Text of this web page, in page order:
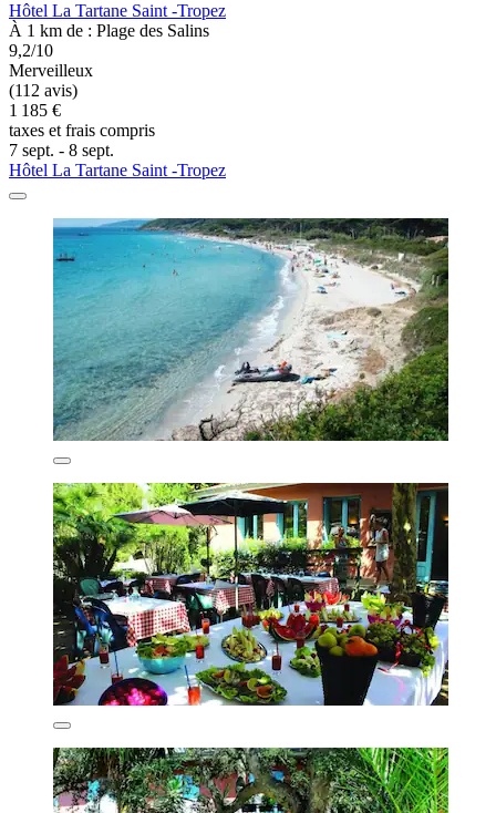
Hôtel La Tartane Saint -Tropez
À 1 km de : Plage des Salins
9,2/10
Merveilleux
(112 avis)
1 185 €
taxes et frais compris
7 sept. - 8 sept.
Hôtel La Tartane Saint -Tropez